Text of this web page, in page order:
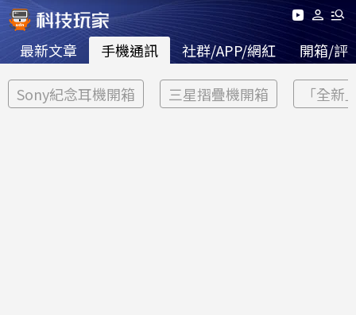
最新文章 手機通訊 社群/APP/網紅 開箱/評
Sony紀念耳機開箱 三星摺疊機開箱 「全新